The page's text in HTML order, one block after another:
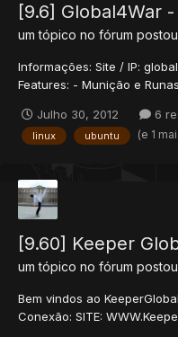
[9.6] Global4War
um tópico no fórum postou
Informações: Site / IP:
Features: - Munição e
Mounts 100% Global &
aumenta a cada level) - Auto
Julho 30, 2012 6
linux ubuntu (e 1
[9.60] Keeper
um tópico no fórum postou
Bem vindos ao
Conexão: SITE: